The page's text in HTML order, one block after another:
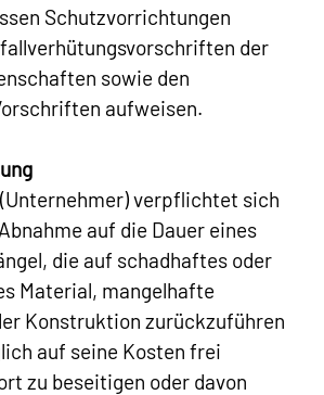
Schutzvorrichtungen
der
sowie den
aufweisen.
verpflichtet sich
auf die Dauer eines
die auf schadhaftes oder
Material, mangelhafte
Konstruktion zurückzuführen
auf seine Kosten frei
zu beseitigen oder davon